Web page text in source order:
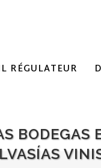
RÉGULATEUR
BODEGAS